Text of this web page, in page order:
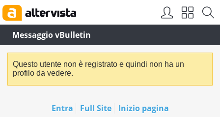
Messaggio vBulletin
Questo utente non è registrato e quindi non ha un
profilo da vedere.
Entra Full Site Inizio pagina